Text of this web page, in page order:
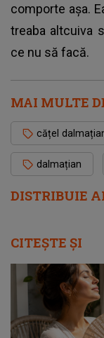
DISTRIBUIE
comporte așa.
treaba altcuiva
ce nu să facă.
MAI MULTE
cățel
dalmațian
CITEȘTE ȘI